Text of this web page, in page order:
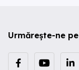
Urmărește-ne pe